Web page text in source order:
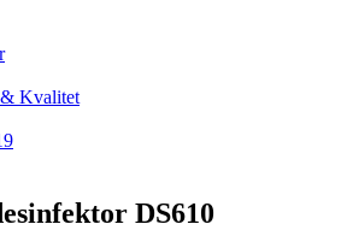
Kvalitet
DS610